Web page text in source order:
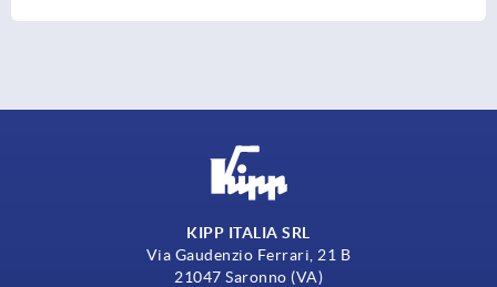
KIPP ITALIA SRL
Via Gaudenzio Ferrari, 21 B
21047 Saronno (VA)